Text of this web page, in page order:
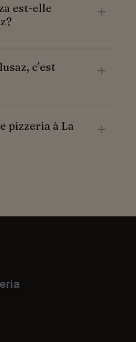
est-elle
+
c'est
+
pizzeria à La
+